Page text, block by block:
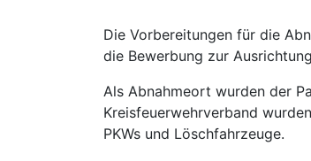
Die Vorbereitungen für die
die Bewerbung zur
Als Abnahmeort wurden der
Kreisfeuerwehrverband
PKWs und Löschfahrzeuge.